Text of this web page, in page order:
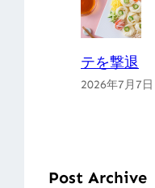
テを撃退
2026年7月7日
Post Archive